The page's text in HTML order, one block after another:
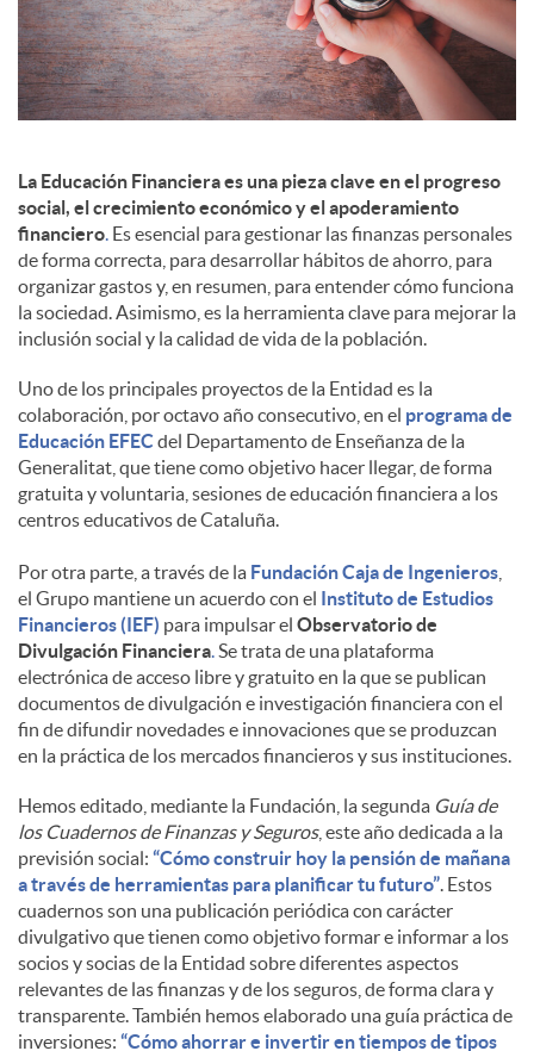
t
n
i
d
o
s
La Educación Financiera es una pieza clave en el progreso
social, el crecimiento económico y el apoderamiento
financiero. Es esencial para gestionar las finanzas personales
de forma correcta, para desarrollar hábitos de ahorro, para
organizar gastos y, en resumen, para entender cómo funciona
la sociedad. Asimismo, es la herramienta clave para mejorar la
inclusión social y la calidad de vida de la población.
Uno de los principales proyectos de la Entidad es la
colaboración, por octavo año consecutivo, en el programa de
Educación EFECdel Departamento de Enseñanza de la
Generalitat, que tiene como objetivo hacer llegar, de forma
gratuita y voluntaria, sesiones de educación financiera a los
centros educativos de Cataluña.
Por otra parte, a través de la Fundación Caja de Ingenieros
el Grupo mantiene un acuerdo con el Instituto de Estudios
Financieros (IEF) para impulsar el Observatorio de
Divulgación Financiera.Se trata de una plataforma
electrónica de acceso libre y gratuito en la que se publican
documentos de divulgación e investigación financiera con el
fin de difundir novedades e innovaciones que se produzcan
en la práctica de los mercados financieros y sus instituciones.
Hemos editado, mediante la Fundación, la segunda Guía de
los Cuadernos de Finanzas y Seguros, este año dedicada a la
previsión social: “Cómo construir hoy la pensión de mañana
a través de herramientas para planificar tu futuro”. Estos
cuadernos son una publicación periódica con carácter
divulgativo que tienen como objetivo formar e informar a los
socios y socias de la Entidad sobre diferentes aspectos
relevantes de las finanzas y de los seguros, de forma clara y
transparente. También hemos elaborado una guía práctica de
inversiones: “Cómo ahorrar e invertir en tiempos de tipos